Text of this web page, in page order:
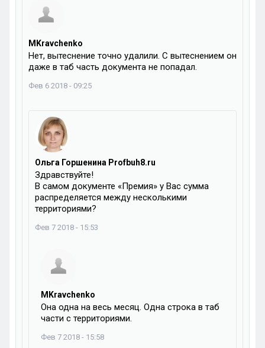
MKravchenko
Нет, вытеснение точно удалили. С вытеснением он
даже в таб часть документа не попадал.
Фев 6 2018 - 09:25
Ольга Горшенина Profbuh8.ru
Здравствуйте!
В самом документе «Премия» у Вас сумма
распределяется между несколькими
территориями?
Фев 7 2018 - 15:53
MKravchenko
Она одна на весь месяц. Одна строка в таб
части с территориями.
Фев 7 2018 - 15:58